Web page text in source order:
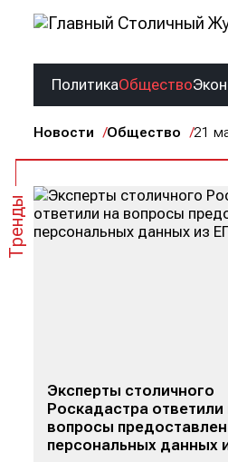
ПолитикаОбщество
Новости Общество 21
Тренды
Эксперты столичного
Роскадастра ответили
вопросы
персональных данных